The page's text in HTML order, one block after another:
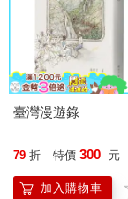
你可以想像當時胡
負、嚴謹的飛行員
未責怪機械工，甚
抱對方的肩膀說：
我要你明天幫我維
摘文２
臺灣漫遊錄
79 折 特價 300 元
加入購物車